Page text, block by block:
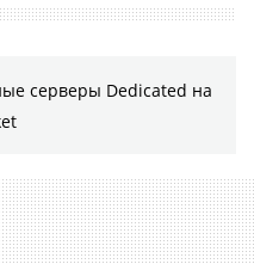
серверы Dedicated на